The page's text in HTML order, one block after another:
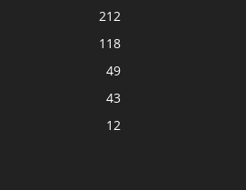
212
118
49
43
12